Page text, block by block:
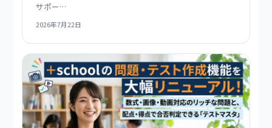
AI教育DX最新トレンド｜eラーニング
SaaS×AIエージェントで変わる学習体験
AIエージェントが個別最適化・多モーダル対応・24時間
サポー…
2026年7月22日